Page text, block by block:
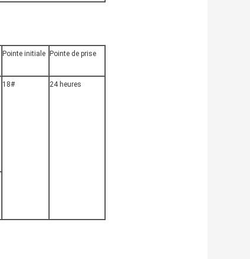
Pointe initiale Pointe de prise
18#
24 heures